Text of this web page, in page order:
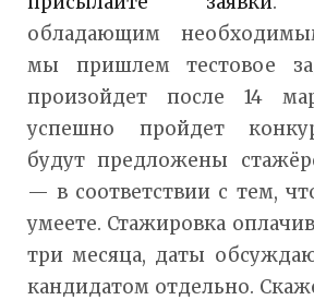
обладающим
мы пришлем тестовое
произойдет после 14
успешно пройдет
будут предложены
— в соответствии с тем,
умеете. Стажировка
три месяца, даты
кандидатом отдельно.